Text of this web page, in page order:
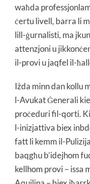
waħda
ċertu livell, barra li
lill-ġurnalisti, ma
attenzjoni u
il-provi u jaqfel il-
Iżda minn dan kollu
l-Avukat Ġenerali
proċeduri fil-qorti.
l-inizjattiva biex
fatt li kemm il-
baqgħu b’idejhom
kellhom provi – issa